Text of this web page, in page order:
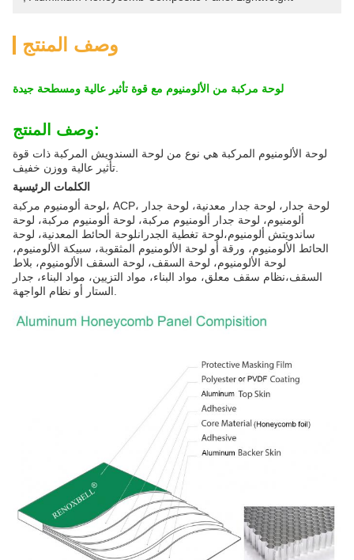
وصف المنتج
لوحة مركبة من الألومنيوم مع قوة تأثير عالية ومسطحة جيدة
وصف المنتج:
لوحة الألومنيوم المركبة هي نوع من لوحة السندويش المركبة ذات قوة
الكلمات الرئيسية
لوحة ألومنيوم مركبة، ACP، لوحة جدار، لوحة جدار معدنية، لوحة جدار
ألومنيوم، لوحة جدار ألومنيوم مركبة، لوحة ألومنيوم مركبة، لوحة
ساندويتش ألومنيوم،لوحة تغطية الجدرانلوحة الحائط المعدنية، لوحة
الحائط الألومنيوم، ورقة أو لوحة الألومنيوم المثقوبة، سبيكة الألومنيوم،
لوحة الألومنيوم، لوحة السقف، لوحة السقف الألومنيوم، بلاط
السقف،نظام سقف معلق، مواد البناء، مواد التزيين، مواد البناء، جدار